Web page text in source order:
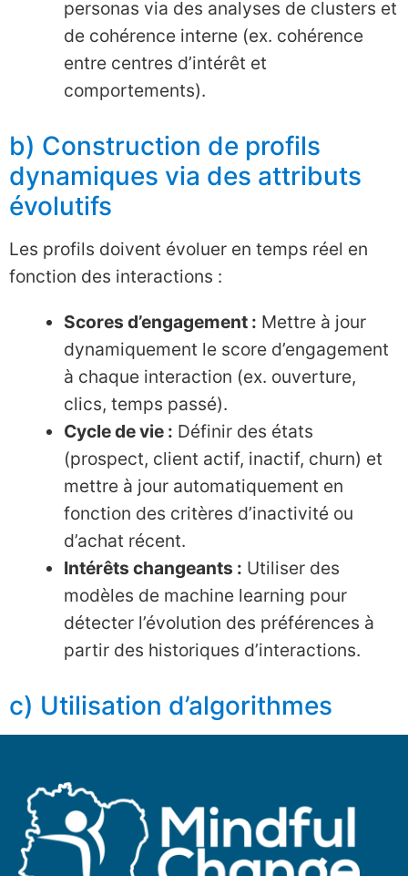
personas via des analyses de clusters et
de cohérence interne (ex. cohérence
entre centres d’intérêt et
comportements).
b) Construction de profils
dynamiques via des attributs
évolutifs
Les profils doivent évoluer en temps réel en
fonction des interactions :
Scores d’engagement : Mettre à jour
dynamiquement le score d’engagement
à chaque interaction (ex. ouverture,
clics, temps passé).
Cycle de vie : Définir des états
(prospect, client actif, inactif, churn) et
mettre à jour automatiquement en
fonction des critères d’inactivité ou
d’achat récent.
Intérêts changeants : Utiliser des
modèles de machine learning pour
détecter l’évolution des préférences à
partir des historiques d’interactions.
c) Utilisation d’algorithmes